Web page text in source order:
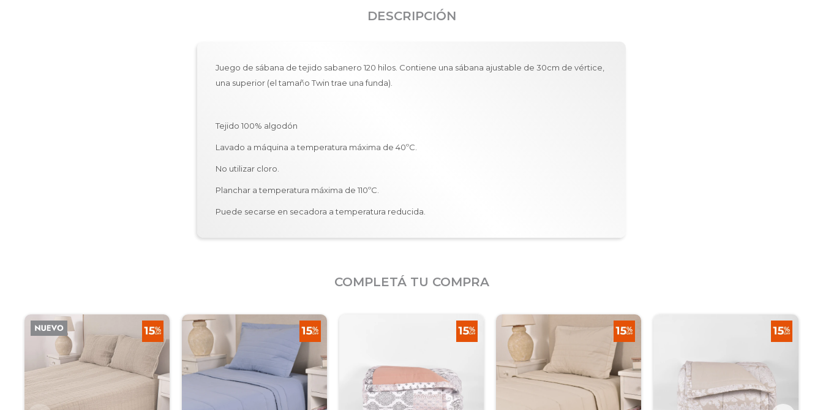
DESCRIPCIÓN
Juego de sábana de tejido sabanero 120 hilos. Contiene una sábana ajustable de 30cm de vértice,
una superior (el tamaño Twin trae una funda).
Tejido 100% algodón
Lavado a máquina a temperatura máxima de 40ºC.
No utilizar cloro.
Planchar a temperatura máxima de 110ºC.
Puede secarse en secadora a temperatura reducida.
COMPLETÁ TU COMPRA